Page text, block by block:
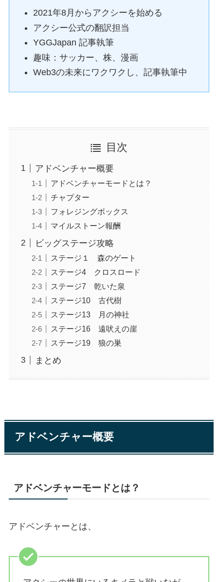
2021年8月からアクシーを始める
アクシー公式の翻訳担当
YGGJapan 記事執筆
趣味：サッカー、株、漫画
Web3の未来にワクワクし、記事執筆中
目次
アドベンチャー概要
アドベンチャーモードとは？
チャプター
フォレジングボックス
マイルストーン報酬
ビッグステージ攻略
ステージ１ 森のゲート
ステージ4 クロスロード
ステージ7 乾いた泉
ステージ10 古代樹
ステージ13 月の神社
ステージ16 遠吠えの崖
ステージ19 狼の巣
まとめ
アドベンチャー概要
アドベンチャーモードとは？
アドベンチャーとは、